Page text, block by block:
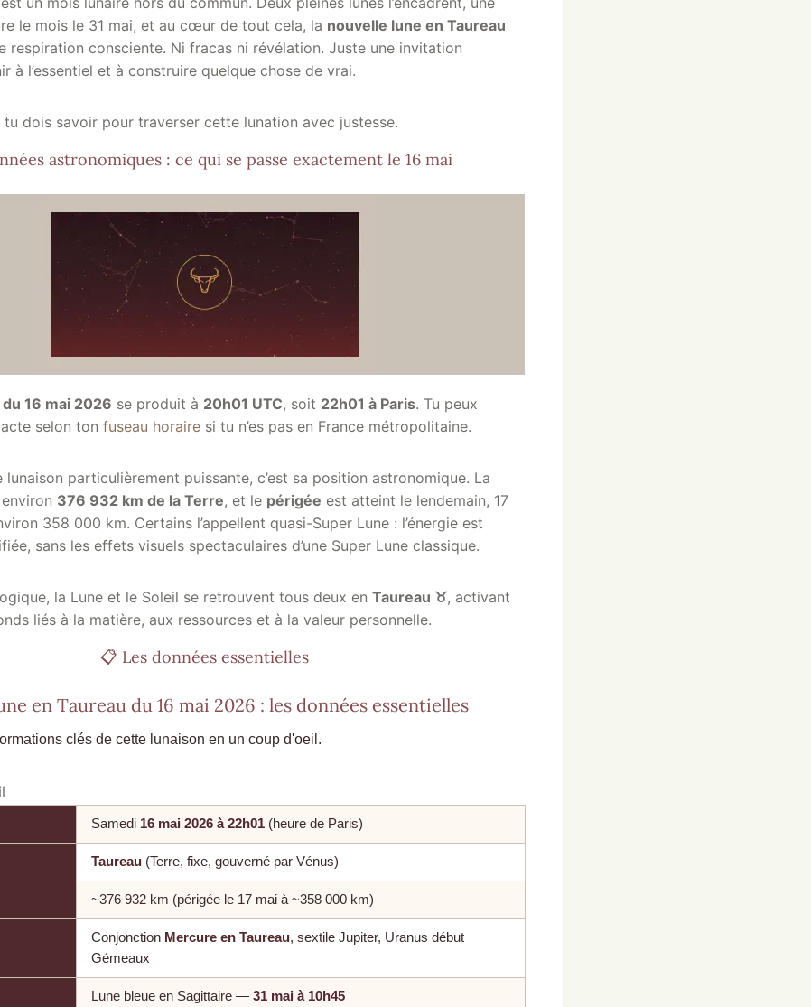
le mois le 31 mai, et au cœur de tout cela, la nouvelle lune en Taureau
respiration consciente. Ni fracas ni révélation. Juste une invitation
à l’essentiel et à construire quelque chose de vrai.
dois savoir pour traverser cette lunation avec justesse.
astronomiques : ce qui se passe exactement le 16 mai
16 mai 2026 se produit à 20h01 UTC, soit 22h01 à Paris. Tu peux
selon ton fuseau horaire si tu n’es pas en France métropolitaine.
particulièrement puissante, c’est sa position astronomique. La
376 932 km de la Terre, et le périgée est atteint le lendemain, 17
358 000 km. Certains l’appellent quasi-Super Lune : l’énergie est
sans les effets visuels spectaculaires d’une Super Lune classique.
la Lune et le Soleil se retrouvent tous deux en Taureau ♉, activant
liés à la matière, aux ressources et à la valeur personnelle.
📋 Les données essentielles
en Taureau du 16 mai 2026 : les données essentielles
clés de cette lunaison en un coup d'oeil.
Samedi 16 mai 2026 à 22h01 (heure de Paris)
Taureau (Terre, fixe, gouverné par Vénus)
~376 932 km (périgée le 17 mai à ~358 000 km)
Conjonction Mercure en Taureau, sextile Jupiter, Uranus début
Gémeaux
Lune bleue en Sagittaire — 31 mai à 10h45